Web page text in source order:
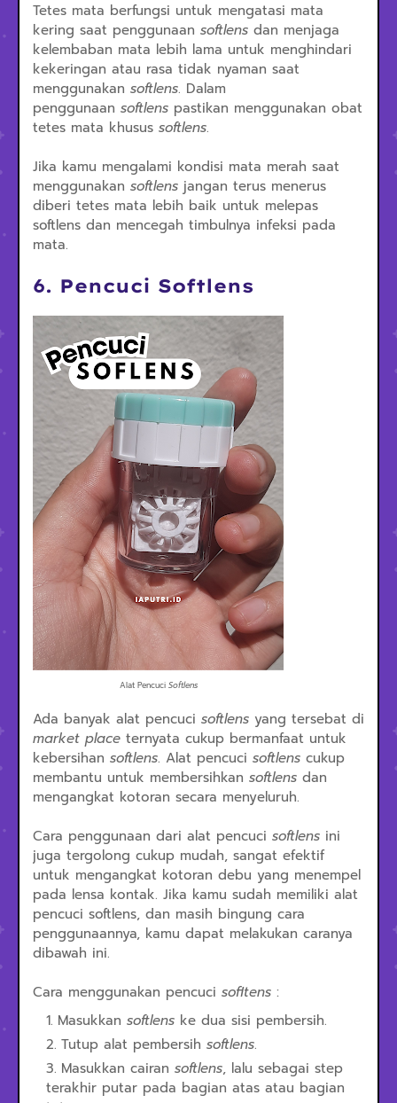
Tetes mata berfungsi untuk mengatasi mata
kering saat penggunaan softlens dan menjaga
kelembaban mata lebih lama untuk menghindari
kekeringan atau rasa tidak nyaman saat
menggunakan softlens. Dalam
penggunaan softlens pastikan menggunakan obat
tetes mata khusus softlens.
Jika kamu mengalami kondisi mata merah saat
menggunakan softlens jangan terus menerus
diberi tetes mata lebih baik untuk melepas
softlens dan mencegah timbulnya infeksi pada
mata.
6. Pencuci Softlens
Alat Pencuci Softlens
Ada banyak alat pencuci softlens yang tersebat di
market place ternyata cukup bermanfaat untuk
kebersihan softlens. Alat pencuci softlens cukup
membantu untuk membersihkan softlens dan
mengangkat kotoran secara menyeluruh.
Cara penggunaan dari alat pencuci softlens ini
juga tergolong cukup mudah, sangat efektif
untuk mengangkat kotoran debu yang menempel
pada lensa kontak. Jika kamu sudah memiliki alat
pencuci softlens, dan masih bingung cara
penggunaannya, kamu dapat melakukan caranya
dibawah ini.
Cara menggunakan pencuci sofltens :
Masukkan softlens ke dua sisi pembersih.
Tutup alat pembersih softlens.
Masukkan cairan softlens, lalu sebagai step
terakhir putar pada bagian atas atau bagian